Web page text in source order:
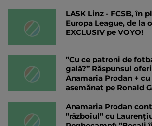
LASK Linz - FCSB, în
Europa League, de la
EXCLUSIV pe VOYO!
”Cu ce patroni de
gală?” Răspunsul
Anamaria Prodan +
asemănat pe Ronald
Anamaria Prodan
”războiul” cu